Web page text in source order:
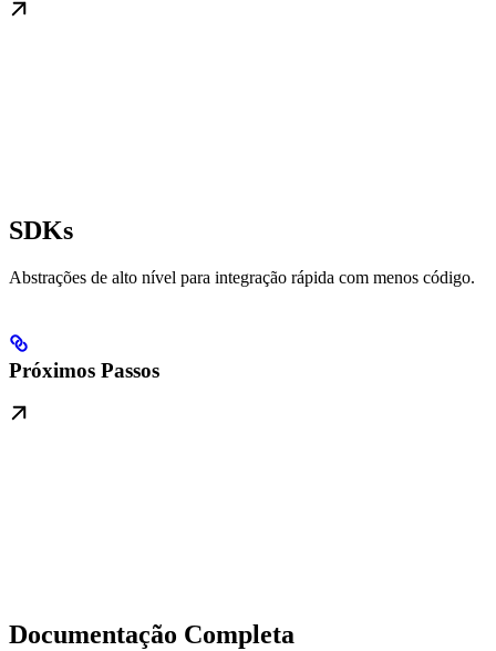
SDKs
Abstrações de alto nível para integração rápida com menos código.
Próximos Passos
Documentação Completa